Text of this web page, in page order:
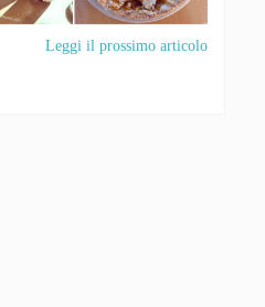
Leggi il prossimo articolo